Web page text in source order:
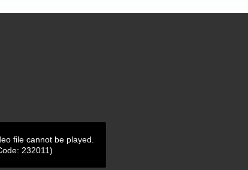
file cannot be played.
232011)